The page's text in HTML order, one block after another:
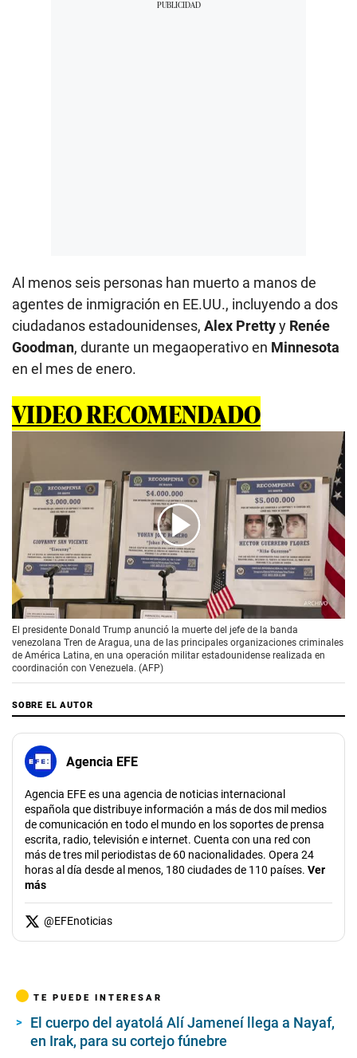
Al menos seis personas han muerto a manos de
agentes de inmigración en EE.UU., incluyendo a dos
ciudadanos estadounidenses, Alex Prettyy Renée
Goodman, durante un megaoperativo en Minnesota
en el mes de enero.
VIDEO RECOMENDADO
00:00/00:37
El presidente Donald Trump anunció la muerte del jefe de la banda
venezolana Tren de Aragua, una de las principales organizaciones criminales
de América Latina, en una operación militar estadounidense realizada en
coordinación con Venezuela. (AFP)
SOBRE EL AUTOR
Agencia EFE
Agencia EFE es una agencia de noticias internacional
española que distribuye información a más de dos mil medios
de comunicación en todo el mundo en los soportes de prensa
escrita, radio, televisión e internet. Cuenta con una red con
más de tres mil periodistas de 60 nacionalidades. Opera 24
horas al día desde al menos, 180 ciudades de 110 países. Ver
más
@EFEnoticias
TE PUEDE INTERESAR
El cuerpo del ayatolá Alí Jameneí llega a Nayaf,
en Irak, para su cortejo fúnebre